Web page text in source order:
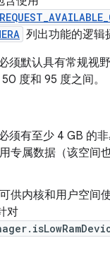
列出功能的逻辑
须默认具有常规视
度和 95 度之间。
须有至少 4 GB 的
专属数据（该空间
供内核和用户空间
对